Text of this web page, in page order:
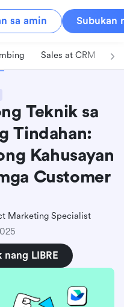
sa amin Subukan
Sales at CRM
Teknik sa
Tindahan:
Kahusayan
Customer
Marketing Specialist
LIBRE